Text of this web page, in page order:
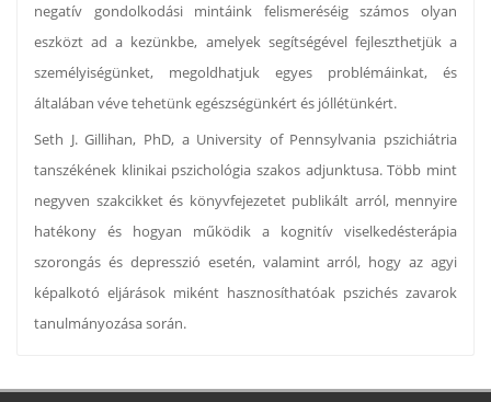
negatív gondolkodási mintáink felismeréséig számos olyan
eszközt ad a kezünkbe, amelyek segítségével fejleszthetjük a
személyiségünket, megoldhatjuk egyes problémáinkat, és
általában véve tehetünk egészségünkért és jóllétünkért.
Seth J. Gillihan, PhD, a University of Pennsylvania pszichiátria
tanszékének klinikai pszichológia szakos adjunktusa. Több mint
negyven szakcikket és könyvfejezetet publikált arról, mennyire
hatékony és hogyan működik a kognitív viselkedésterápia
szorongás és depresszió esetén, valamint arról, hogy az agyi
képalkotó eljárások miként hasznosíthatóak pszichés zavarok
tanulmányozása során.